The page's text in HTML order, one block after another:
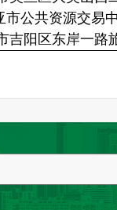
市公共资源交易
吉阳区东岸一路